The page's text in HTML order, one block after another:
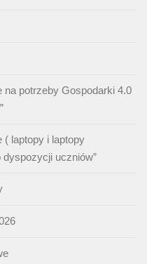
na potrzeby Gospodarki 4.0
( laptopy i laptopy
uczniów”